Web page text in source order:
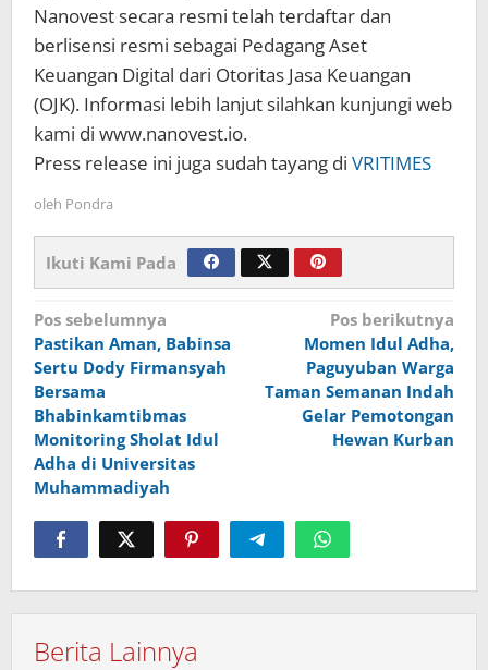
Nanovest secara resmi telah terdaftar dan
berlisensi resmi sebagai Pedagang Aset
Keuangan Digital dari Otoritas Jasa Keuangan
(OJK). Informasi lebih lanjut silahkan kunjungi web
kami di www.nanovest.io.
Press release ini juga sudah tayang di VRITIMES
oleh Pondra
Ikuti Kami Pada
Navigasi
pos
Pos sebelumnya
Pastikan Aman, Babinsa
Sertu Dody Firmansyah
Bersama
Bhabinkamtibmas
Monitoring Sholat Idul
Adha di Universitas
Muhammadiyah
Pos berikutnya
Momen Idul Adha,
Paguyuban Warga
Taman Semanan Indah
Gelar Pemotongan
Hewan Kurban
Berita Lainnya